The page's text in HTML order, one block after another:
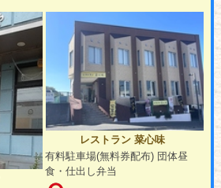
レストラン 菜心味
有料駐車場(無料券配布) 団体昼
食・仕出し弁当